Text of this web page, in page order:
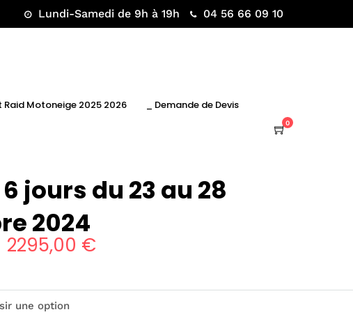
Lundi-Samedi de 9h à 19h 04 56 66 09 10
Raid Motoneige 2025 2026 _ Demande de Devis
0
6 jours du 23 au 28
2024
2295,00 €
prix :